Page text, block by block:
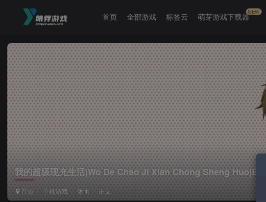
首页 全部游戏 标签云 萌芽游戏下载器NEW
我的超级现充生活|Wo De Chao Ji Xian Chong Sheng
首页 单机游戏 休闲 正文